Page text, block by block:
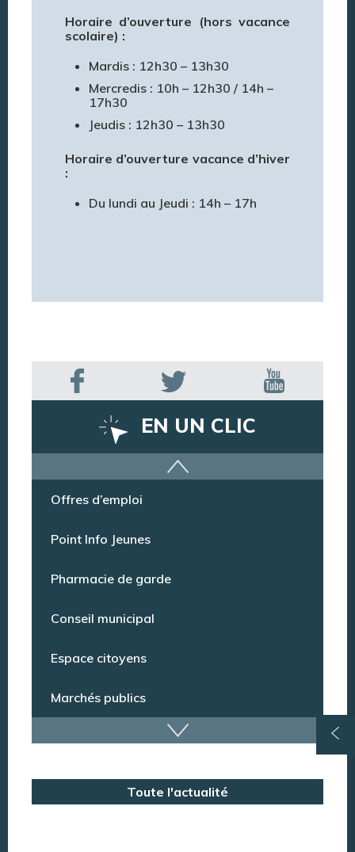
Horaire d’ouverture (hors vacance
scolaire) :
Mardis : 12h30 – 13h30
Mercredis : 10h – 12h30 / 14h –
17h30
Jeudis : 12h30 – 13h30
Horaire d’ouverture vacance d’hiver
:
Du lundi au Jeudi : 14h – 17h
EN UN CLIC
Offres d’emploi
Point Info Jeunes
Pharmacie de garde
Conseil municipal
Espace citoyens
Marchés publics
Dispositif de vidéoprotection
Annuaire des services
Toute l'actualité